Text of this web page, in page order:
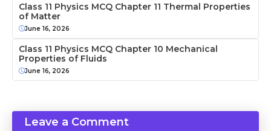
Class 11 Physics MCQ Chapter 11 Thermal Properties
of Matter
June 16, 2026
Class 11 Physics MCQ Chapter 10 Mechanical
Properties of Fluids
June 16, 2026
Leave a Comment